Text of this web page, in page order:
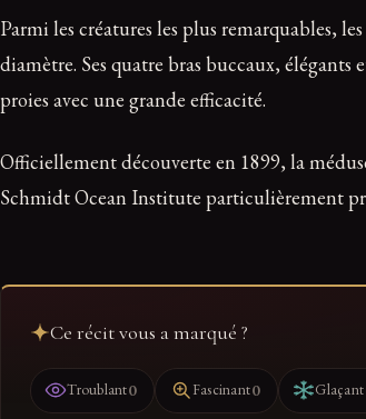
Parmi les créatures les plus remarquables,
diamètre. Ses quatre bras buccaux, élégants
proies avec une grande efficacité.
Officiellement découverte en 1899, la
Schmidt Ocean Institute particulièrement
Ce récit vous a marqué ?
Troublant0 Fascinant0 Glaçant